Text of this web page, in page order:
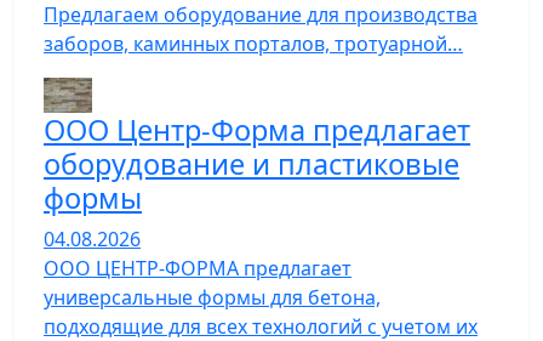
Предлагаем оборудование для производства
заборов, каминных порталов, тротуарной…
ООО Центр-Форма предлагает
оборудование и пластиковые
формы
04.08.2026
ООО ЦЕНТР-ФОРМА предлагает
универсальные формы для бетона,
подходящие для всех технологий с учетом их